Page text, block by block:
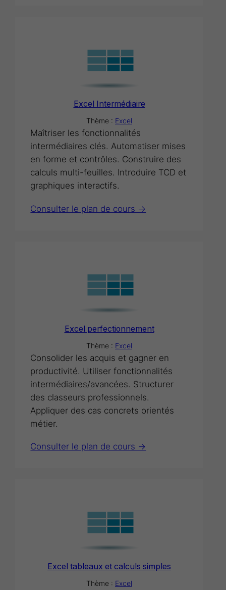
Excel Intermédiaire
Thème : Excel
Maîtriser les fonctionnalités
intermédiaires clés. Automatiser mises
en forme et contrôles. Construire des
calculs multi-feuilles. Introduire TCD et
graphiques interactifs.
Consulter le plan de cours ->
Excel perfectionnement
Thème : Excel
Consolider les acquis et gagner en
productivité. Utiliser fonctionnalités
intermédiaires/avancées. Structurer
des classeurs professionnels.
Appliquer des cas concrets orientés
métier.
Consulter le plan de cours ->
Excel tableaux et calculs simples
Thème : Excel